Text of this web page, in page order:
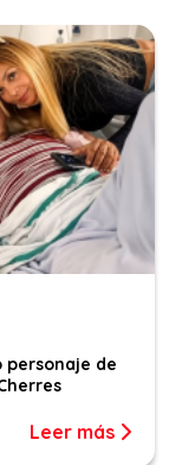
personaje de
Leer más